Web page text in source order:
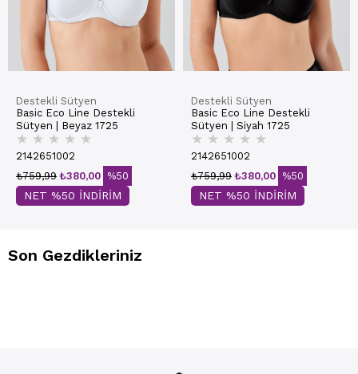
Destekli Sütyen
Basic Eco Line Destekli
Sütyen | Beyaz 1725
★ ★ ★ ★ ★
2142651002
₺380,00
₺759,99 %50
NET %50 İNDİRİM
Destekli Sütyen
Basic Eco Line Destekli
Sütyen | Siyah 1725
★ ★ ★ ★ ★
2142651002
₺380,00
₺759,99 %50
NET %50 İNDİRİM
Son Gezdikleriniz